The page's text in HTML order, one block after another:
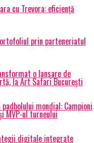
cu Trevora: eficiență
prin parteneriatul
o lansare de
la Art Safari București
mondial: Campioni
MVP-ul turneului
digitale integrate